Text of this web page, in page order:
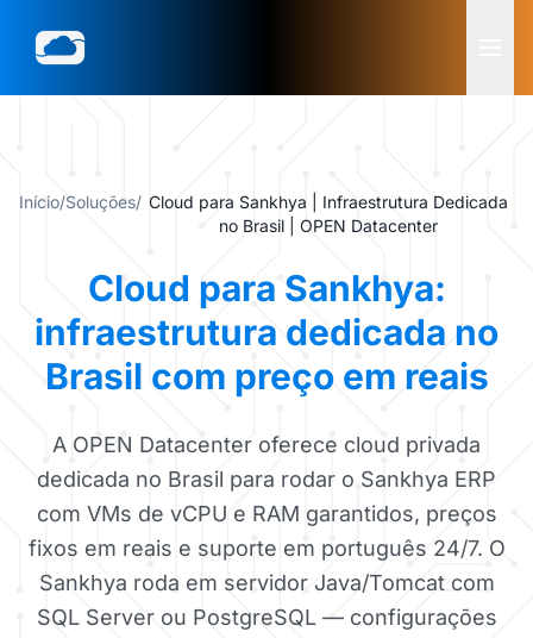
Início/Soluções/ Cloud para Sankhya | Infraestrutura Dedicada
no Brasil | OPEN Datacenter
Cloud para Sankhya:
infraestrutura dedicada no
Brasil com preço em reais
A OPEN Datacenter oferece cloud privada
dedicada no Brasil para rodar o Sankhya ERP
com VMs de vCPU e RAM garantidos, preços
fixos em reais e suporte em português 24/7. O
Sankhya roda em servidor Java/Tomcat com
SQL Server ou PostgreSQL — configurações